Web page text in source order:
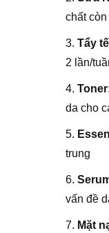
chất
Tẩy
2 lần/
Toner
da cho
trung
vấn đề
Mặt